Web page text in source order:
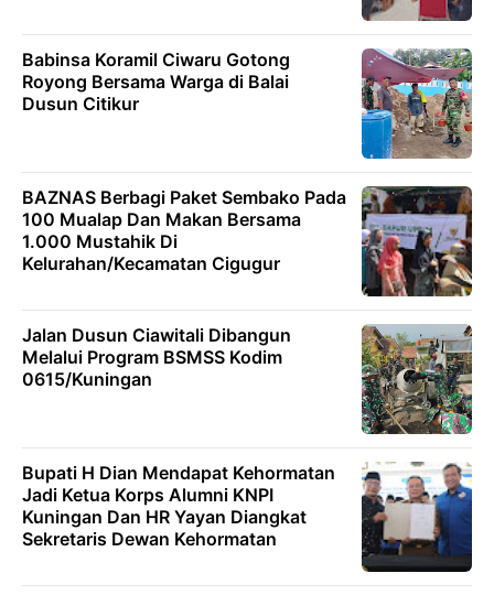
Babinsa Koramil Ciwaru Gotong
Royong Bersama Warga di Balai
Dusun Citikur
BAZNAS Berbagi Paket Sembako Pada
100 Mualap Dan Makan Bersama
1.000 Mustahik Di
Kelurahan/Kecamatan Cigugur
Jalan Dusun Ciawitali Dibangun
Melalui Program BSMSS Kodim
0615/Kuningan
Bupati H Dian Mendapat Kehormatan
Jadi Ketua Korps Alumni KNPI
Kuningan Dan HR Yayan Diangkat
Sekretaris Dewan Kehormatan